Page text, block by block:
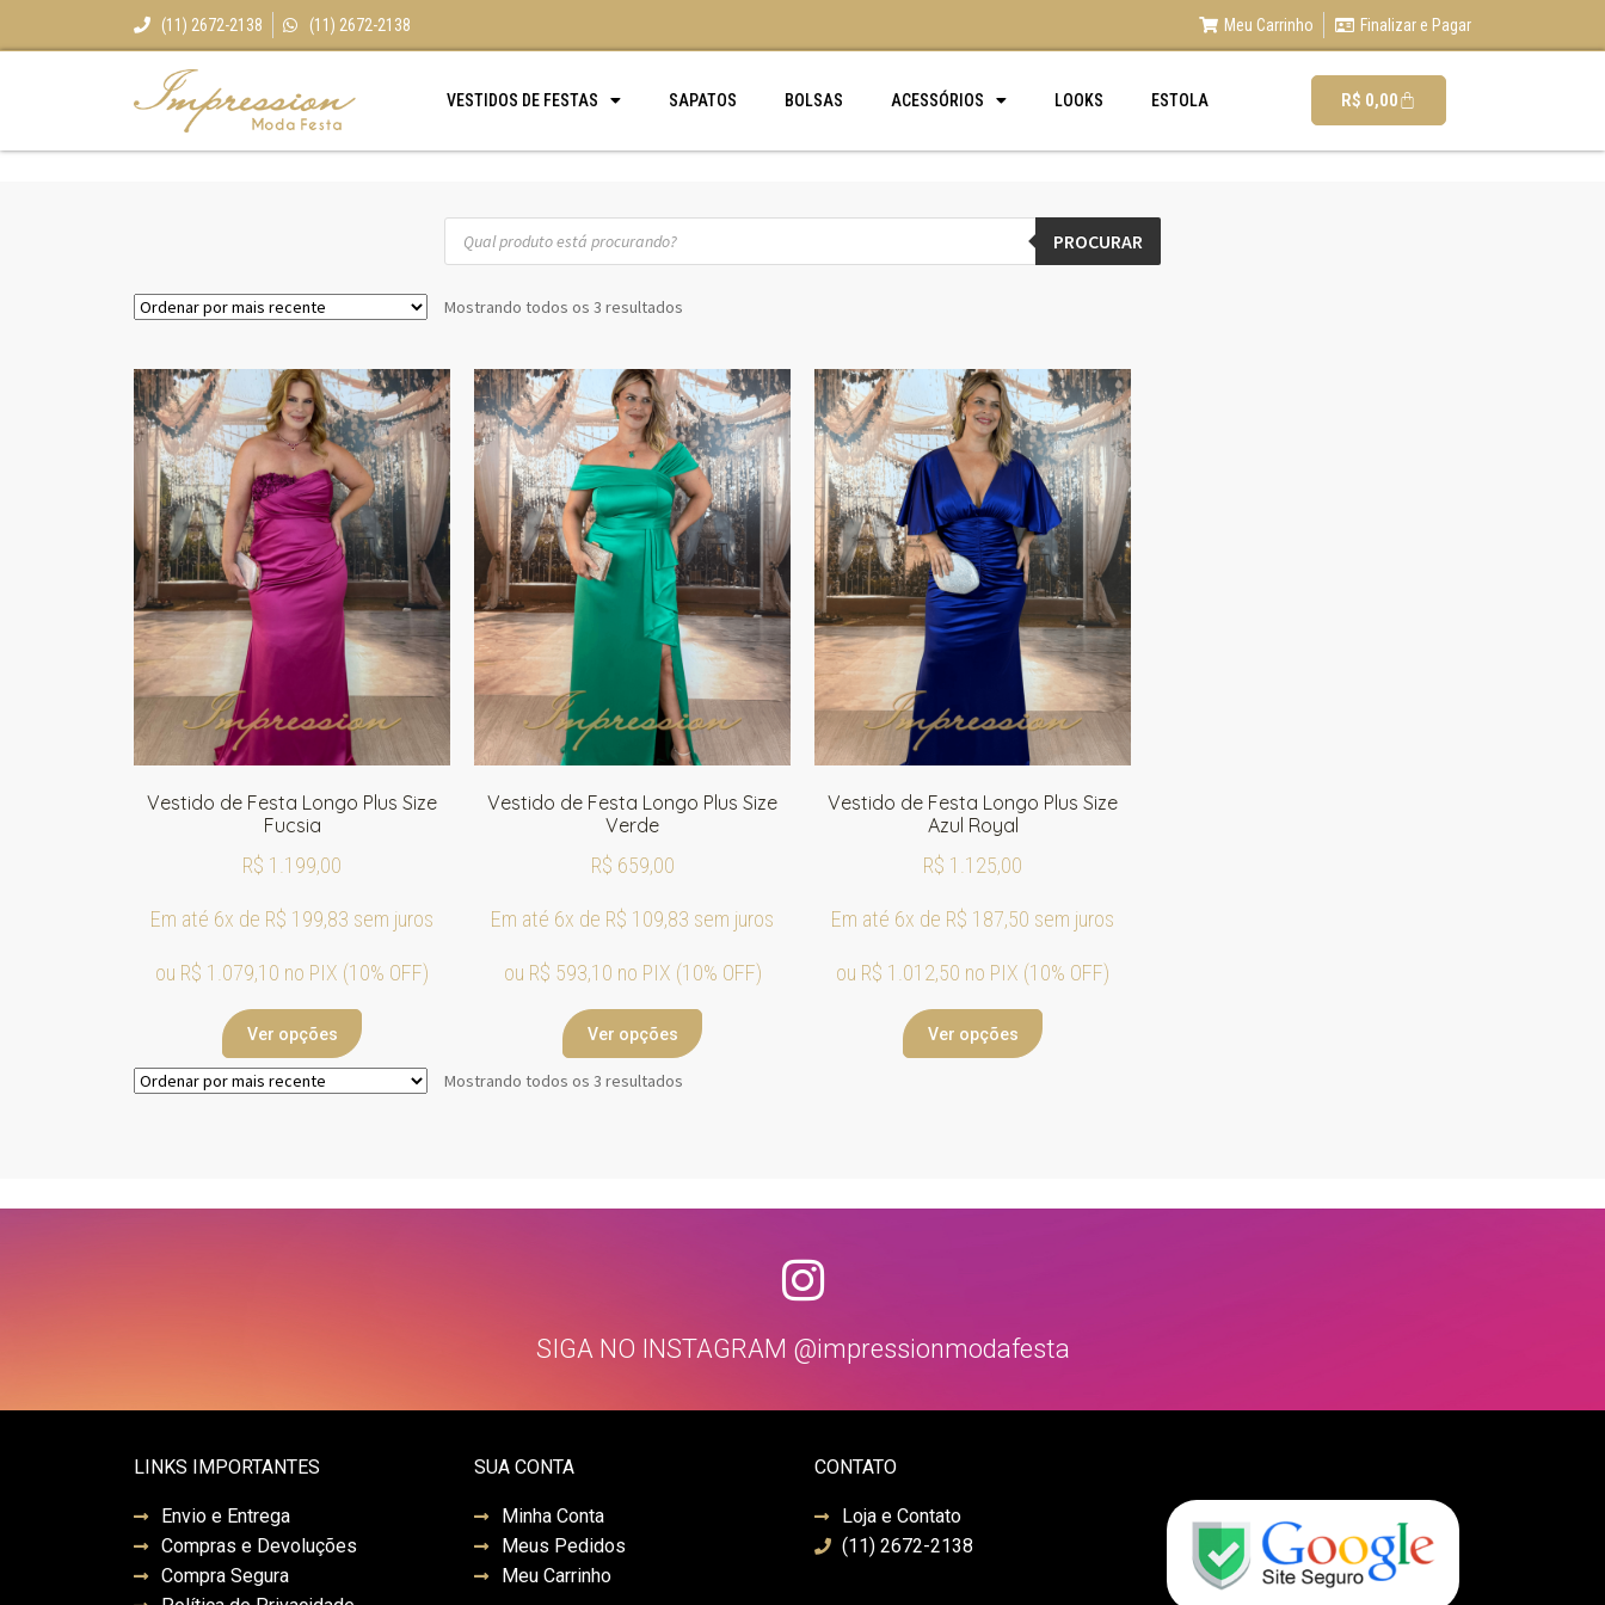
(11) 2672-2138 (11) 2672-2138 Meu Carrinho Finalizar e Pagar
VESTIDOS DE FESTAS SAPATOS BOLSAS ACESSÓRIOS LOOKS ESTOLA R$ 0,00
PROCURAR
Mostrando todos os 3 resultados
Vestido de Festa Longo Plus Size
Fucsia
R$ 1.199,00
Em até 6x de R$ 199,83 sem juros
ou R$ 1.079,10 no PIX (10% OFF)
Ver opções
Vestido de Festa Longo Plus Size
Verde
R$ 659,00
Em até 6x de R$ 109,83 sem juros
ou R$ 593,10 no PIX (10% OFF)
Ver opções
Vestido de Festa Longo Plus Size
Azul Royal
R$ 1.125,00
Em até 6x de R$ 187,50 sem juros
ou R$ 1.012,50 no PIX (10% OFF)
Ver opções
Mostrando todos os 3 resultados
SIGA NO INSTAGRAM @impressionmodafesta
LINKS IMPORTANTES
Envio e Entrega
Compras e Devoluções
Compra Segura
SUA CONTA
Minha Conta
Meus Pedidos
Meu Carrinho
CONTATO
Loja e Contato
(11) 2672-2138